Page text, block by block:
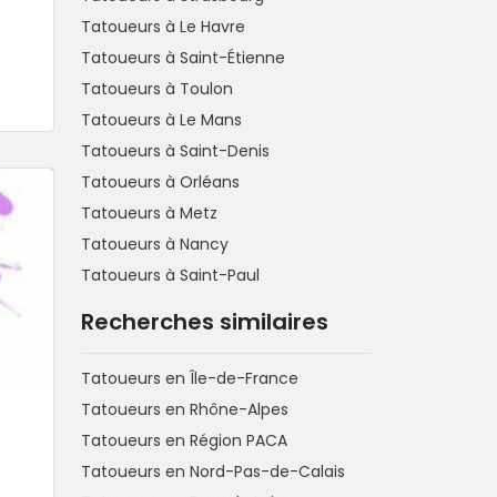
Tatoueurs à Le Havre
Tatoueurs à Saint-Étienne
Tatoueurs à Toulon
Tatoueurs à Le Mans
Tatoueurs à Saint-Denis
Tatoueurs à Orléans
Tatoueurs à Metz
Tatoueurs à Nancy
Tatoueurs à Saint-Paul
Recherches similaires
Tatoueurs en Île-de-France
Tatoueurs en Rhône-Alpes
Tatoueurs en Région PACA
Tatoueurs en Nord-Pas-de-Calais